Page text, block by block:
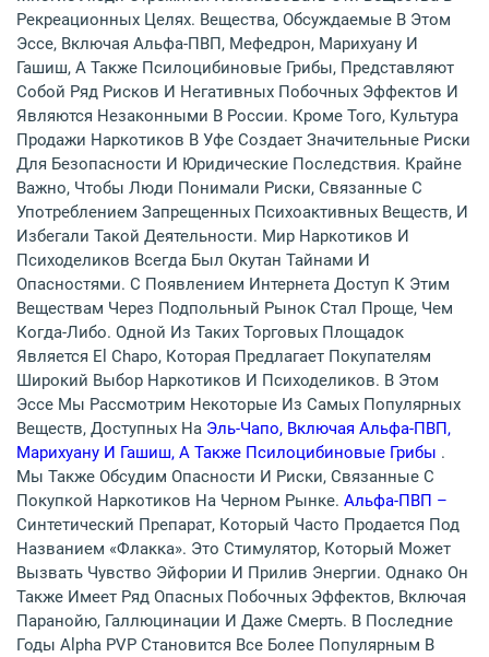
Рекреационных Целях. Вещества, Обсуждаемые В Этом
Эссе, Включая Альфа-ПВП, Мефедрон, Марихуану И
Гашиш, А Также Псилоцибиновые Грибы, Представляют
Собой Ряд Рисков И Негативных Побочных Эффектов И
Являются Незаконными В России. Кроме Того, Культура
Продажи Наркотиков В Уфе Создает Значительные Риски
Для Безопасности И Юридические Последствия. Крайне
Важно, Чтобы Люди Понимали Риски, Связанные С
Употреблением Запрещенных Психоактивных Веществ, И
Избегали Такой Деятельности. Мир Наркотиков И
Психоделиков Всегда Был Окутан Тайнами И
Опасностями. С Появлением Интернета Доступ К Этим
Веществам Через Подпольный Рынок Стал Проще, Чем
Когда-Либо. Одной Из Таких Торговых Площадок
Является El Chapo, Которая Предлагает Покупателям
Широкий Выбор Наркотиков И Психоделиков. В Этом
Эссе Мы Рассмотрим Некоторые Из Самых Популярных
Веществ, Доступных На Эль-Чапо, Включая Альфа-ПВП,
Марихуану И Гашиш, А Также Псилоцибиновые Грибы .
Мы Также Обсудим Опасности И Риски, Связанные С
Покупкой Наркотиков На Черном Рынке. Альфа-ПВП –
Синтетический Препарат, Который Часто Продается Под
Названием «флакка». Это Стимулятор, Который Может
Вызвать Чувство Эйфории И Прилив Энергии. Однако Он
Также Имеет Ряд Опасных Побочных Эффектов, Включая
Паранойю, Галлюцинации И Даже Смерть. В Последние
Годы Alpha PVP Становится Все Более Популярным В